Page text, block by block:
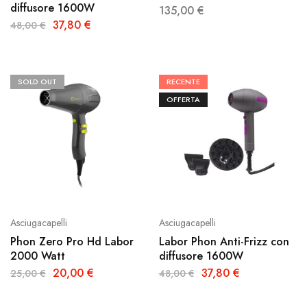
diffusore 1600W
48,00€ 37,80 €
135,00 €
SOLD OUT
Asciugacapelli
Phon Zero Pro Hd Labor
2000 Watt
25,00€ 20,00 €
RECENTE
OFFERTA
Asciugacapelli
Labor Phon Anti-Frizz con
diffusore 1600W
48,00€ 37,80 €